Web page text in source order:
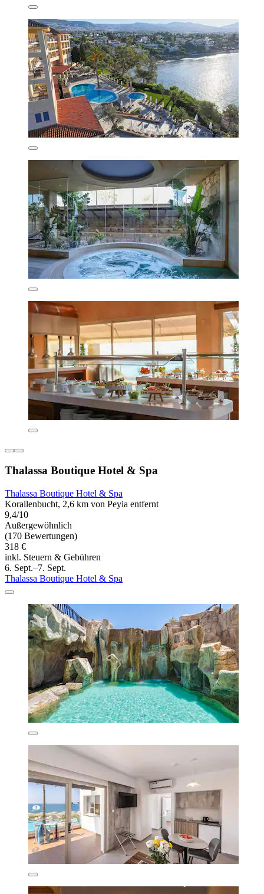
Thalassa Boutique Hotel & Spa
Thalassa Boutique Hotel & Spa
Korallenbucht, 2,6 km von Peyia entfernt
9,4/10
Außergewöhnlich
(170 Bewertungen)
318 €
inkl. Steuern & Gebühren
6. Sept.–7. Sept.
Thalassa Boutique Hotel & Spa